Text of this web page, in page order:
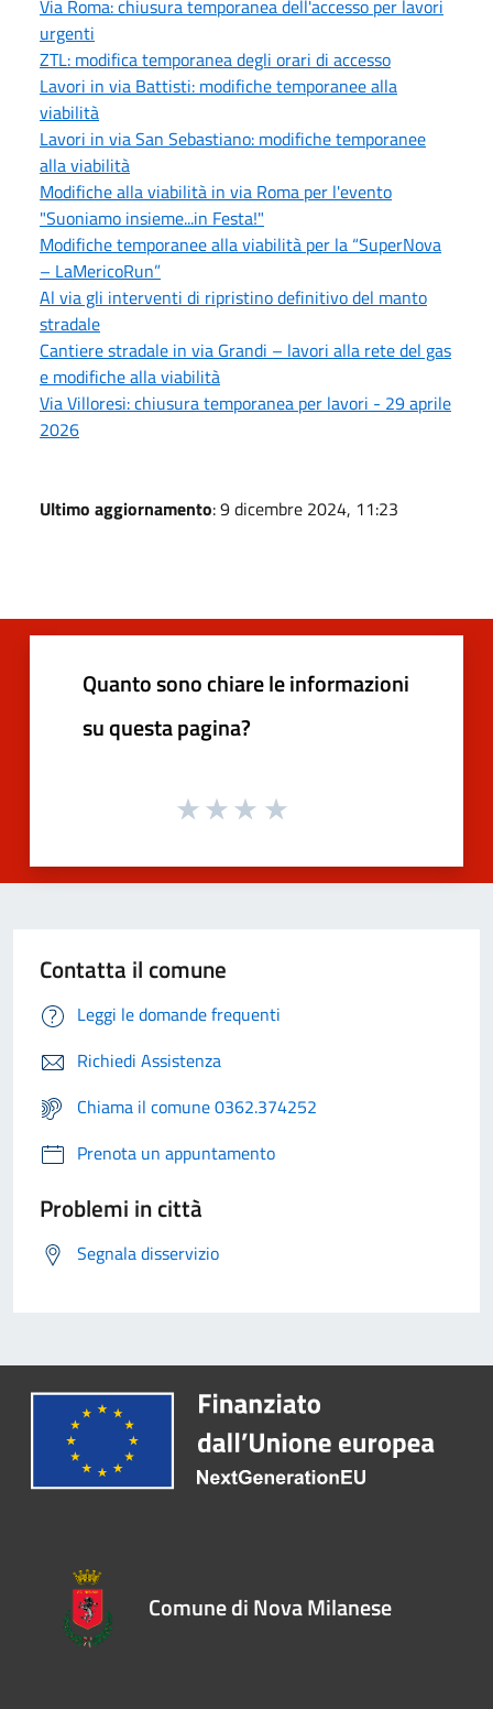
Via Roma: chiusura temporanea dell'accesso per lavori
urgenti
ZTL: modifica temporanea degli orari di accesso
Lavori in via Battisti: modifiche temporanee alla
viabilità
Lavori in via San Sebastiano: modifiche temporanee
alla viabilità
Modifiche alla viabilità in via Roma per l'evento
"Suoniamo insieme...in Festa!"
Modifiche temporanee alla viabilità per la “SuperNova
– LaMericoRun”
Al via gli interventi di ripristino definitivo del manto
stradale
Cantiere stradale in via Grandi – lavori alla rete del gas
e modifiche alla viabilità
Via Villoresi: chiusura temporanea per lavori - 29 aprile
2026
Ultimo aggiornamento: 9 dicembre 2024, 11:23
Quanto sono chiare le informazioni
su questa pagina?
Contatta il comune
Leggi le domande frequenti
Richiedi Assistenza
Chiama il comune 0362.374252
Prenota un appuntamento
Problemi in città
Segnala disservizio
Comune di Nova Milanese